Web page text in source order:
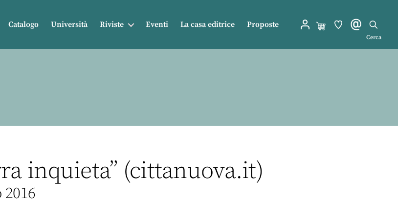
Catalogo Università Riviste Eventi La casa editrice Proposte
Cerca
inquieta” (cittanuova.it)